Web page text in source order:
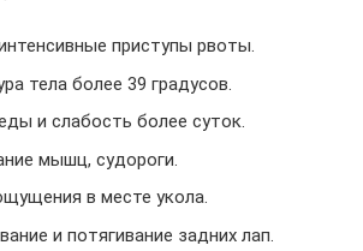
приступы рвоты.
тела более 39 градусов.
и слабость более суток.
мышц, судороги.
в месте укола.
и потягивание задних лап.